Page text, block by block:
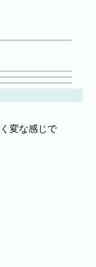
変な感じで